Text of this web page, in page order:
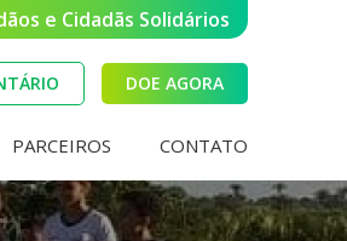
DOE AGORA
e Cidadãs Solidários
PARCEIROS CONTATO